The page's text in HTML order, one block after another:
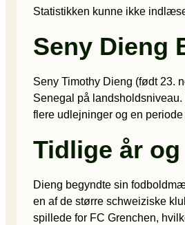
Statistikken kunne ikke
Seny Dieng
Seny Timothy Dieng (født 23.
Senegal på
flere udlejninger og en
Tidlige år
Dieng begyndte sin
en af de større schweiziske
spillede for FC Grenchen,